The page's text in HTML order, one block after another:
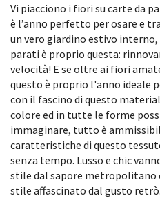
Vi piacciono i fiori su carte da
è l’anno perfetto per osare e
un vero giardino estivo
parati è proprio questa:
velocità! E se oltre ai fiori
questo è proprio l'anno ideale
con il fascino di questo
colore ed in tutte le forme
immaginare, tutto è
caratteristiche di questo
senza tempo. Lusso e chic
stile dal sapore metropolitano
stile affascinato dal gusto retrò.